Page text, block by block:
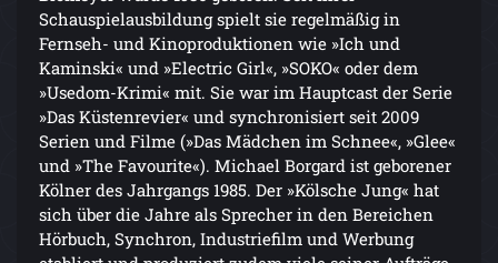
Schauspielausbildung spielt sie regelmäßig in
Fernseh- und Kinoproduktionen wie »Ich und
Kaminski« und »Electric Girl«, »SOKO« oder dem
»Usedom-Krimi« mit. Sie war im Hauptcast der Serie
»Das Küstenrevier« und synchronisiert seit 2009
Serien und Filme (»Das Mädchen im Schnee«, »Glee«
und »The Favourite«). Michael Borgard ist geborener
Kölner des Jahrgangs 1985. Der »Kölsche Jung« hat
sich über die Jahre als Sprecher in den Bereichen
Hörbuch, Synchron, Industriefilm und Werbung